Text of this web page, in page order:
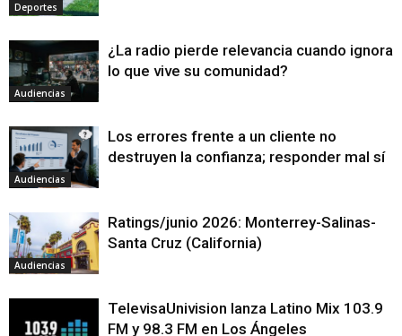
Deportes
Audiencias
¿La radio pierde relevancia cuando ignora
lo que vive su comunidad?
Audiencias
Los errores frente a un cliente no
destruyen la confianza; responder mal sí
Audiencias
Ratings/junio 2026: Monterrey-Salinas-
Santa Cruz (California)
TelevisaUnivision lanza Latino Mix 103.9
FM y 98.3 FM en Los Ángeles